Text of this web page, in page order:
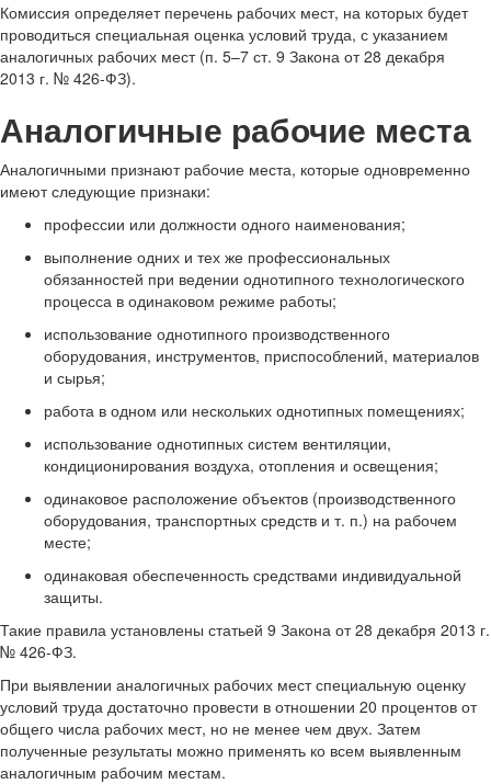
Комиссия определяет перечень рабочих мест, на которых будет
проводиться специальная оценка условий труда, с указанием
аналогичных рабочих мест (п. 5–7 ст. 9 Закона от 28 декабря
2013 г. № 426-ФЗ).
Аналогичные рабочие места
Аналогичными признают рабочие места, которые одновременно
имеют следующие признаки:
профессии или должности одного наименования;
выполнение одних и тех же профессиональных
обязанностей при ведении однотипного технологического
процесса в одинаковом режиме работы;
использование однотипного производственного
оборудования, инструментов, приспособлений, материалов
и сырья;
работа в одном или нескольких однотипных помещениях;
использование однотипных систем вентиляции,
кондиционирования воздуха, отопления и освещения;
одинаковое расположение объектов (производственного
оборудования, транспортных средств и т. п.) на рабочем
месте;
одинаковая обеспеченность средствами индивидуальной
защиты.
Такие правила установлены статьей 9 Закона от 28 декабря 2013 г.
№ 426-ФЗ.
При выявлении аналогичных рабочих мест специальную оценку
условий труда достаточно провести в отношении 20 процентов от
общего числа рабочих мест, но не менее чем двух. Затем
полученные результаты можно применять ко всем выявленным
аналогичным рабочим местам.